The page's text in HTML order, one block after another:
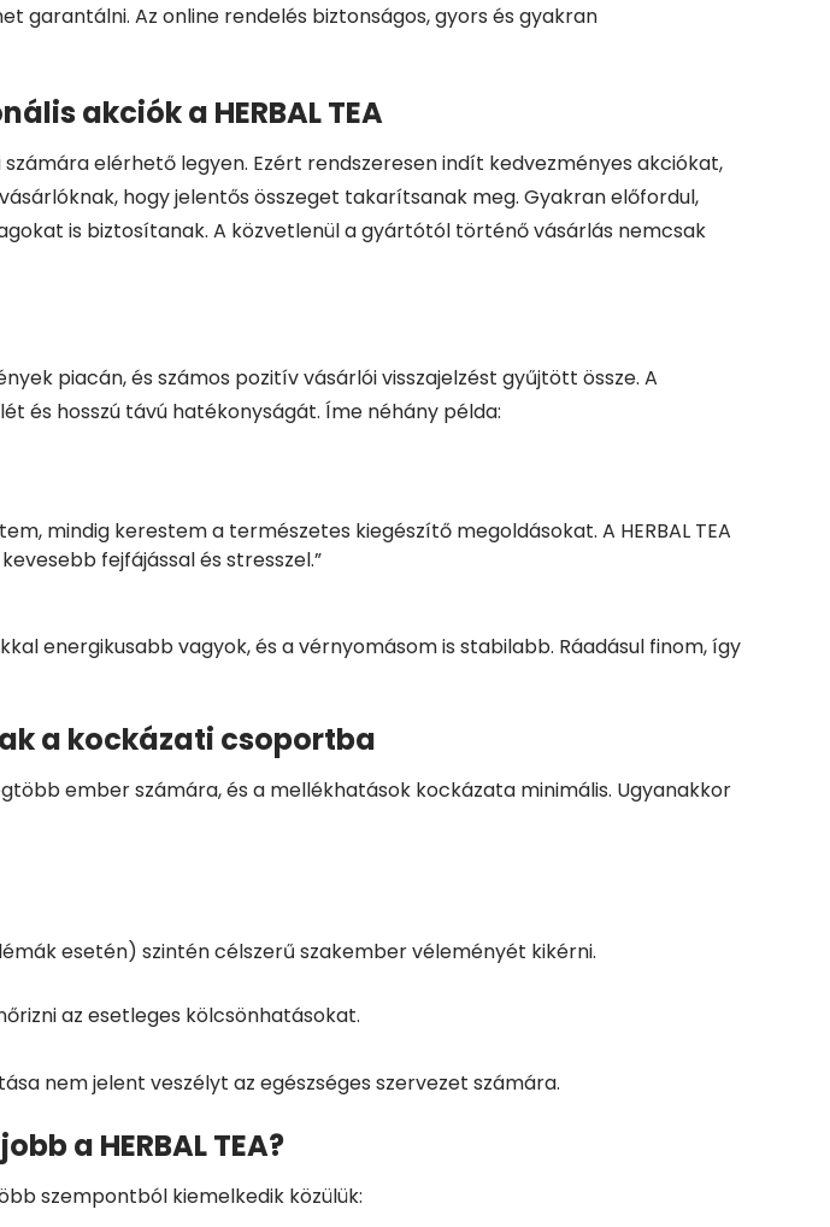
garantálni. Az online rendelés biztonságos, gyors és gyakran
akciók a HERBAL TEA
elérhető legyen. Ezért rendszeresen indít kedvezményes akciókat,
hogy jelentős összeget takarítsanak meg. Gyakran előfordul,
is biztosítanak. A közvetlenül a gyártótól történő vásárlás nemcsak
piacán, és számos pozitív vásárlói visszajelzést gyűjtött össze. A
és hosszú távú hatékonyságát. Íme néhány példa:
mindig kerestem a természetes kiegészítő megoldásokat. A HERBAL TEA
fejfájással és stresszel.”
energikusabb vagyok, és a vérnyomásom is stabilabb. Ráadásul finom, így
a kockázati csoportba
ember számára, és a mellékhatások kockázata minimális. Ugyanakkor
esetén) szintén célszerű szakember véleményét kikérni.
az esetleges kölcsönhatásokat.
nem jelent veszélyt az egészséges szervezet számára.
a HERBAL TEA?
szempontból kiemelkedik közülük: